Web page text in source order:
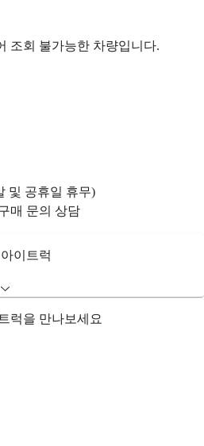
조회 불가능한 차량입니다.
및 공휴일 휴무)
매 문의 상담
아이트럭
럭을 만나보세요